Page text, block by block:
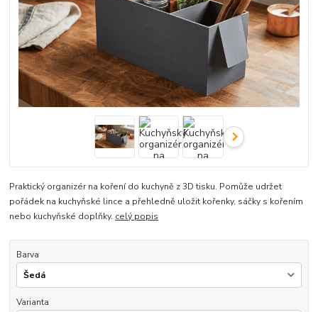
Praktický organizér na koření do kuchyně z 3D tisku. Pomůže udržet
pořádek na kuchyňské lince a přehledně uložit kořenky, sáčky s kořením
nebo kuchyňské doplňky. celý popis
Barva
Varianta